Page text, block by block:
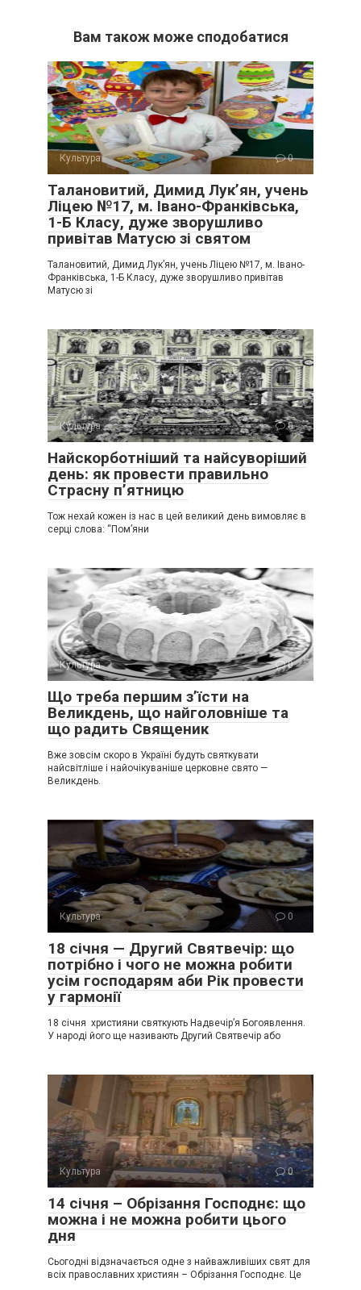
Вам також може сподобатися
Культура 0
Талановитий, Димид Лук’ян, учень
Ліцею №17, м. Івано-Франківська,
1-Б Класу, дуже зворушливо
привітав Матусю зі святом
Талановитий, Димид Лук’ян, учень Ліцею №17, м. Івано-
Франківська, 1-Б Класу, дуже зворушливо привітав
Матусю зі
Культура 0
Найскорботніший та найсуворіший
день: як провести правильно
Страсну п’ятницю
Тож нехай кожен із нас в цей великий день вимовляє в
серці слова: “Пом’яни
Культура 0
Що треба першим з’їсти на
Великдень, що найголовніше та
що радить Священик
Вже зовсім скоро в Україні будуть святкувати
найсвітліше і найочікуваніше церковне свято —
Великдень.
Культура 0
18 січня — Другий Святвечір: що
потрібно і чого не можна робити
усім господарям аби Рік провести
у гармонії
18 січня християни святкують Надвечір’я Богоявлення.
У народі його ще називають Другий Святвечір або
Культура 0
14 січня – Обрізання Господнє: що
можна і не можна робити цього
дня
Сьогодні відзначається одне з найважливіших свят для
всіх православних християн – Обрізання Господнє. Це